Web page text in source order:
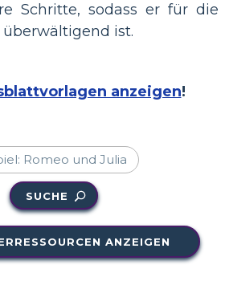
Schritte, sodass er für die
ist.
anzeigen!
SUCHE
ANZEIGEN